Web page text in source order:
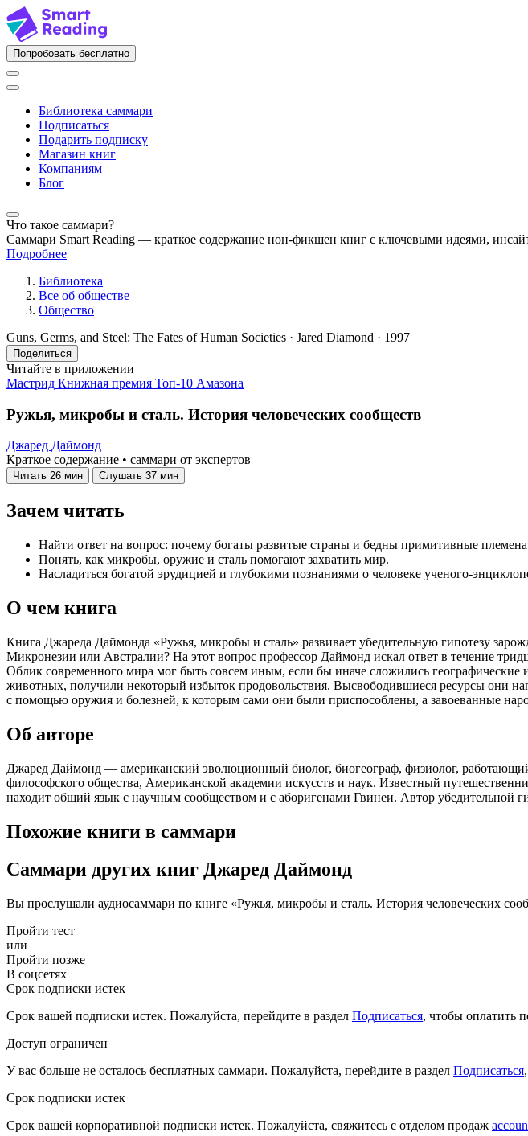
Попробовать бесплатно
Библиотека саммари
Подписаться
Подарить подписку
Магазин книг
Компаниям
Блог
Что такое саммари?
Саммари Smart Reading — краткое содержание нон-фикшен книг с ключевыми идеями,
Подробнее
Библиотека
Все об обществе
Общество
Guns, Germs, and Steel: The Fates of Human Societies · Jared Diamond · 1997
Поделиться
Читайте в приложении
Мастрид Книжная премия Топ-10 Амазона
Ружья, микробы и сталь. История человеческих сообществ
Джаред Даймонд
Краткое содержание • саммари от экспертов
Читать 26 мин Слушать 37 мин
Зачем читать
Найти ответ на вопрос: почему богаты развитые страны и бедны примитивные
Понять, как микробы, оружие и сталь помогают захватить мир.
Насладиться богатой эрудицией и глубокими познаниями о человеке ученого-
О чем книга
Книга Джареда Даймонда «Ружья, микробы и сталь» развивает убедительную гипотезу
Микронезии или Австралии? На этот вопрос профессор Даймонд искал ответ в течение
Облик современного мира мог быть совсем иным, если бы иначе сложились
животных, получили некоторый избыток продовольствия. Высвободившиеся ресурсы они
с помощью оружия и болезней, к которым сами они были приспособлены, а завоеванные
Об авторе
Джаред Даймонд — американский эволюционный биолог, биогеограф, физиолог,
философского общества, Американской академии искусств и наук. Известный
находит общий язык с научным сообществом и с аборигенами Гвинеи. Автор убедительной
Похожие книги в саммари
Саммари других книг Джаред Даймонд
Вы прослушали аудиосаммари по книге «Ружья, микробы и сталь. История человеческих
Пройти тест
или
Пройти позже
В соцсетях
Срок подписки истек
Срок вашей подписки истек. Пожалуйста, перейдите в раздел Подписаться, чтобы оплатить
Доступ ограничен
У вас больше не осталось бесплатных саммари. Пожалуйста, перейдите в раздел Подписаться
Срок подписки истек
Срок вашей корпоративной подписки истек. Пожалуйста, свяжитесь с отделом продаж